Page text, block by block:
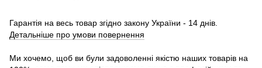
Гарантія на весь товар згідно закону України - 14 днів.
Детальніше про умови повернення
Ми хочемо, щоб ви були задоволенні якістю наших товарів на